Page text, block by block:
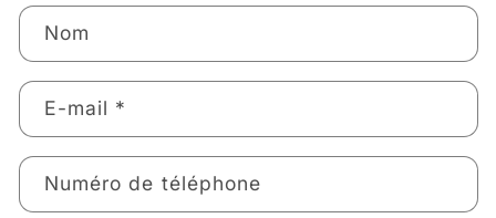
Nom
E-mail *
Numéro de téléphone